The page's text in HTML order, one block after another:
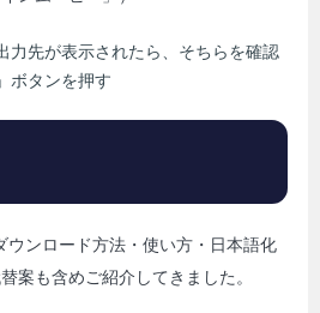
力先が表示されたら、そちらを確認
ボタンを押す
ウンロード方法・使い方・日本語化
案も含めご紹介してきました。